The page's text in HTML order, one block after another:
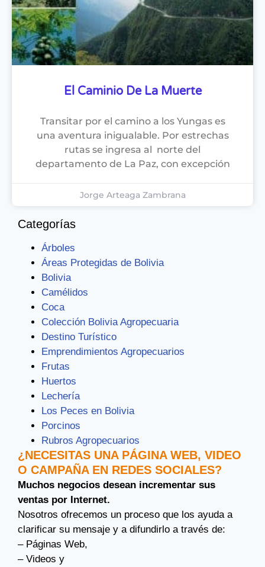
El Caminio De La Muerte
Transitar por el camino a los Yungas es
una aventura inigualable. Por estrechas
rutas se ingresa al norte del
departamento de La Paz, con excepción
Jorge Arteaga Zambrana
Categorías
Árboles
Áreas Protegidas de Bolivia
Bolivia
Camélidos
Coca
Colección Bolivia Agropecuaria
Destino Turístico
Emprendimientos Agropecuarios
Frutas
Huertos
Lechería
Los Peces en Bolivia
Porcinos
Rubros Agropecuarios
¿NECESITAS UNA PÁGINA WEB, VIDEO
O CAMPAÑA EN REDES SOCIALES?
Muchos negocios desean incrementar sus
ventas por Internet.
Nosotros ofrecemos un proceso que los ayuda a
clarificar su mensaje y a difundirlo a través de:
– Páginas Web,
– Videos y